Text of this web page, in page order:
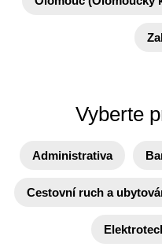
Vyberte
Administrativa
Cestovní ruch a